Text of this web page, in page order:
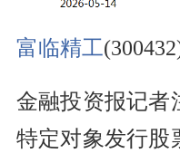
富临精工
金融投资报记者
特定对象发行股